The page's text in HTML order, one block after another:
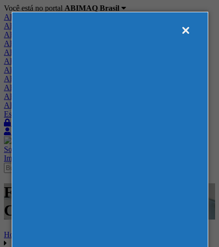
Você está no portal ABIMAQ Brasil
ABIMAQ Brasil
ABIMAQ Minas Gerais
ABIMAQ Norte-Nordeste
ABIMAQ Paraná
ABIMAQ Piracicaba
ABIMAQ Ribeirão Preto
ABIMAQ Rio de Janeiro
ABIMAQ Rio Grande do Sul
ABIMAQ Santa Catarina
ABIMAQ São Paulo
ABIMAQ Vale do Paraíba
Escritório de Relações Governamentais
Sobre
Imprensa
Feiras - BolognaFiere -
Construção e Mineração
Home